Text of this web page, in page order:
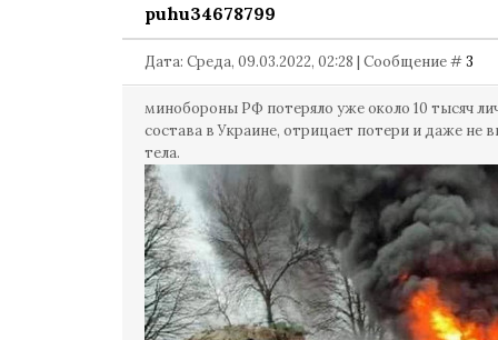
puhu34678799
Дата: Среда, 09.03.2022, 02:28 | Сообщение #3
минобороны РФ потеряло уже около 10 тысяч
состава в Украине, отрицает потери и даже не
тела.